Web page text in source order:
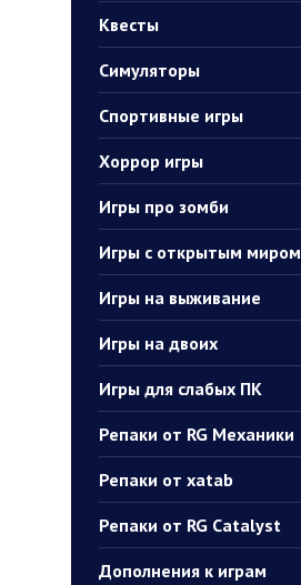
Квесты
Симуляторы
Спортивные игры
Хоррор игры
Игры про зомби
Игры с открытым миром
Игры на выживание
Игры на двоих
Игры для слабых ПК
Репаки от RG Механики
Репаки от xatab
Репаки от RG Catalyst
Дополнения к играм